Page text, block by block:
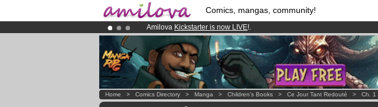
Comics, mangas, community!
Amilova Kickstarter is now LIVE!.
Already 134393membersand 1208comics & mangas!.
Premium membership from3.95 euros per month !Get membership now
Home > Comics Directory > Manga > Children's Books > Ce Jour Tant Redouté > Ch. 1